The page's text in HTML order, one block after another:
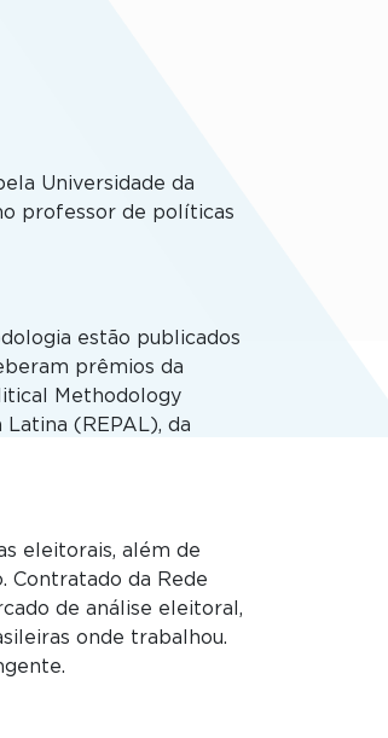
Universidade da
professor de políticas
estão publicados
prêmios da
Methodology
(REPAL), da
eleitorais, além de
Contratado da Rede
de análise eleitoral,
onde trabalhou.